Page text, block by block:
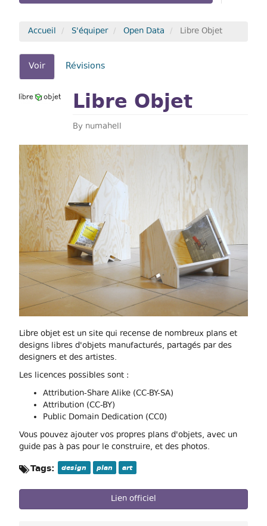
Accueil S'équiper Open Data Libre Objet
Onglets
principaux
Voir (onglet
actif)
Révisions
Libre Objet
By numahell
Libre objet est un site qui recense de nombreux plans et
designs libres d'objets manufacturés, partagés par des
designers et des artistes.
Les licences possibles sont :
Attribution-Share Alike (CC-BY-SA)
Attribution (CC-BY)
Public Domain Dedication (CC0)
Vous pouvez ajouter vos propres plans d'objets, avec un
guide pas à pas pour le construire, et des photos.
Tags: design plan art
Lien officiel